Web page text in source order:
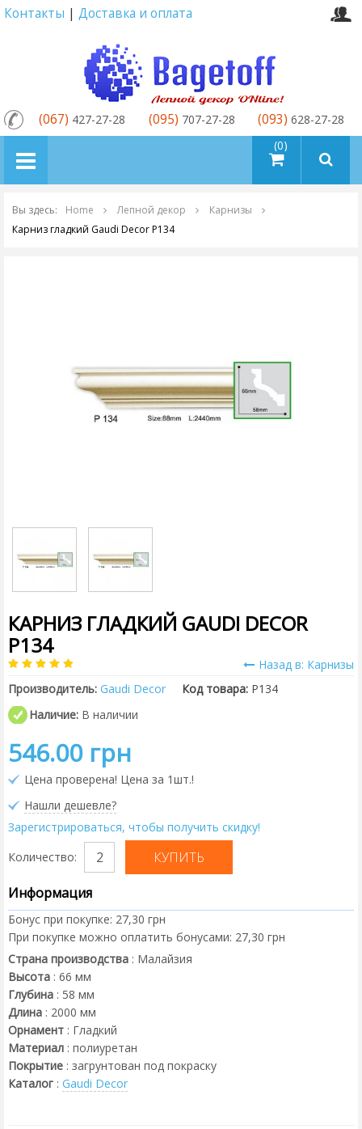
Контакты | Доставка и оплата
товаров (0)
(067) 427-27-28 (095) 707-27-28 (093) 628-27-28
Вы здесь: Home Лепной декор
Карнизы
Карниз гладкий Gaudi Decor P134
КАРНИЗ ГЛАДКИЙ GAUDI DECOR
P134
Назад в: Карнизы
Производитель: Gaudi Decor Код товара: P134
Наличие: В наличии
546.00 грн
Цена проверена! Цена за 1шт.!
Нашли дешевле?
Зарегистрироваться, чтобы получить скидку!
Количество:
Информация
Бонус при покупке: 27,30 грн
При покупке можно оплатить бонусами: 27,30 грн
Страна производства : Малайзия
Высота : 66 мм
Глубина : 58 мм
Длина : 2000 мм
Орнамент : Гладкий
Материал : полиуретан
Покрытие : загрунтован под покраску
Каталог : Gaudi Decor